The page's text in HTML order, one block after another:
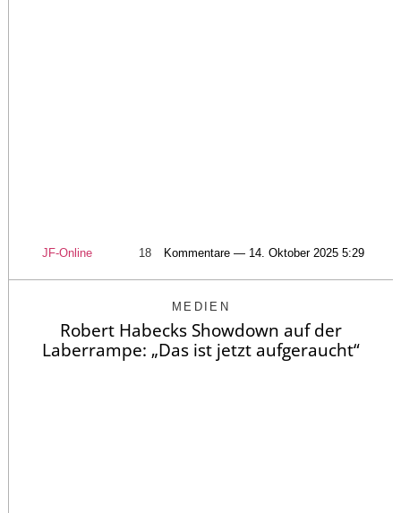
JF-Online 18 Kommentare — 14. Oktober 2025 5:29
MEDIEN
Robert Habecks Showdown auf der
Laberrampe: „Das ist jetzt aufgeraucht“